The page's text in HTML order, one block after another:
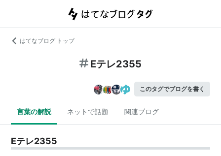
はてなブログ トップ
Eテレ2355
このタグでブログを書く
言葉の解説 ネットで話題 関連ブログ
Eテレ2355